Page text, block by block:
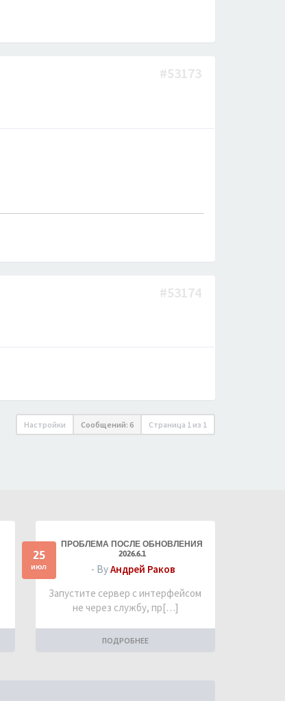
#53173
#53174
Настройки Сообщений: 6 Страница 1 из 1
25
июл
ПРОБЛЕМА ПОСЛЕ ОБНОВЛЕНИЯ
2026.6.1
- ByАндрей Раков
Запустите сервер с интерфейсом
не через службу, пр[…]
ПОДРОБНЕЕ